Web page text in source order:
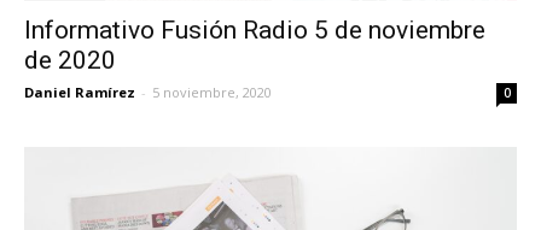
Informativo Fusión Radio 5 de noviembre
de 2020
Daniel Ramírez - 5 noviembre, 2020 0